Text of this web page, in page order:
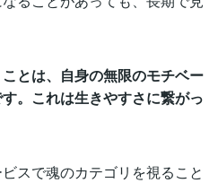
とは、自身の無限のモチベー
。これは生きやすさに繋がっ
スで魂のカテゴリを視ること